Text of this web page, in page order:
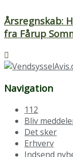
Årsregnskab:
fra Fårup
Navigation
112
Bliv
Det sker
Erhverv
Indsend